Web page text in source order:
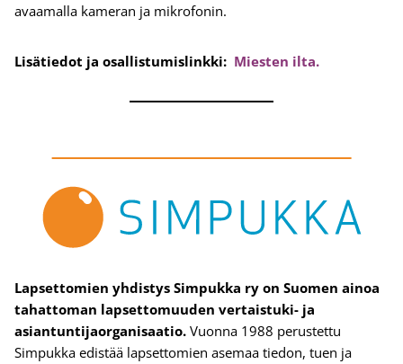
avaamalla kameran ja mikrofonin.
Lisätiedot ja osallistumislinkki: Miesten ilta.
Lapsettomien yhdistys Simpukka ry on Suomen ainoa
tahattoman lapsettomuuden vertaistuki- ja
asiantuntijaorganisaatio. Vuonna 1988 perustettu
Simpukka edistää lapsettomien asemaa tiedon, tuen ja